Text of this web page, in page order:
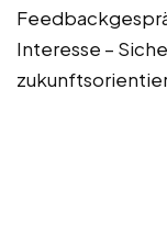
Interesse –